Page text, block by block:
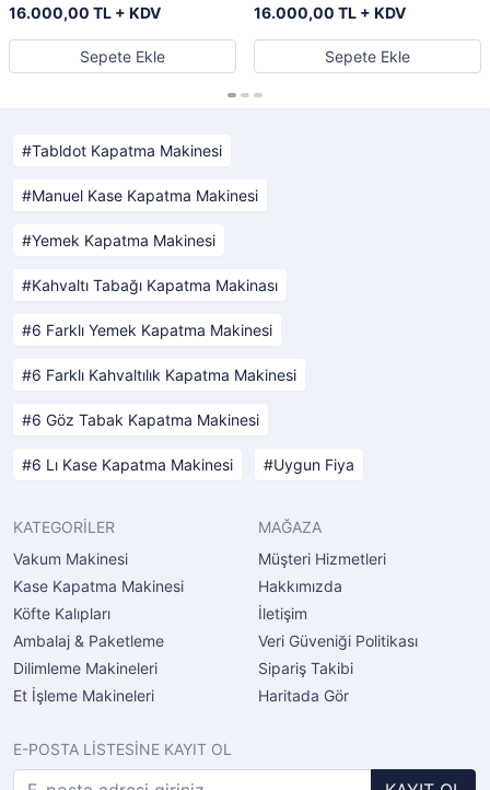
16.000,00 TL + KDV
Sepete Ekle
16.000,00 TL + KDV
Sepete Ekle
Tabldot Kapatma Makinesi
Manuel Kase Kapatma Makinesi
Yemek Kapatma Makinesi
Kahvaltı Tabağı Kapatma Makinası
6 Farklı Yemek Kapatma Makinesi
6 Farklı Kahvaltılık Kapatma Makinesi
6 Göz Tabak Kapatma Makinesi
6 Lı Kase Kapatma Makinesi Uygun Fiya
KATEGORİLER
Vakum Makinesi
Kase Kapatma Makinesi
Köfte Kalıpları
Ambalaj & Paketleme
Dilimleme Makineleri
Et İşleme Makineleri
MAĞAZA
Müşteri Hizmetleri
Hakkımızda
İletişim
Veri Güveniği Politikası
Sipariş Takibi
Haritada Gör
E-POSTA LİSTESİNE KAYIT OL